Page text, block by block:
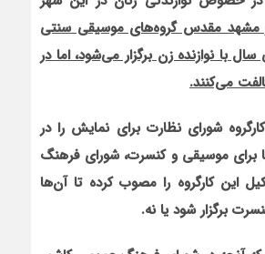
مشهد مقدس گروه‌های موسیقی سنتی
با نوازنده زن برگزار می‌شود، اما در
می‌کنند.
شورای نظارت برای نمایش را در
برای موسیقی و کنسرت، شورای فرهنگ
این کارگروه را مصوب کرده تا آن‌ها
برگزار شود یا نه.